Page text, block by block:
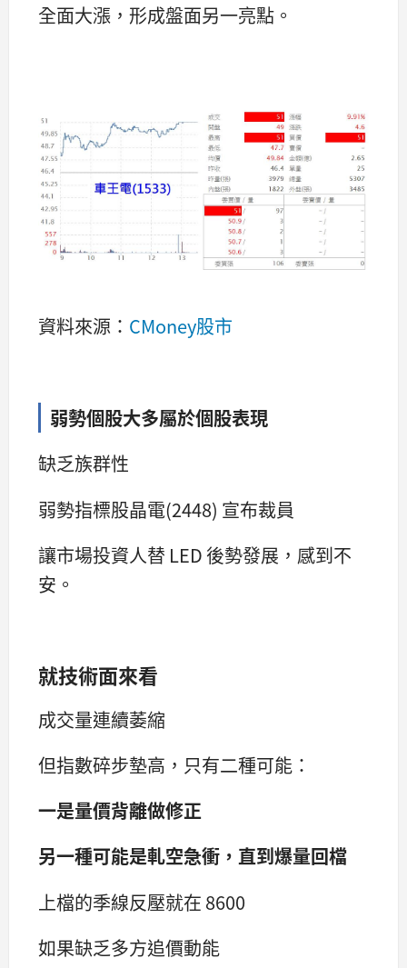
全面大漲，形成盤面另一亮點。
資料來源： CMoney股市
弱勢個股大多屬於個股表現
缺乏族群性
弱勢指標股晶電(2448) 宣布裁員
讓市場投資人替 LED 後勢發展，感到不
安。
就技術面來看
成交量連續萎縮
但指數碎步墊高，只有二種可能：
一是量價背離做修正
另一種可能是軋空急衝，直到爆量回檔
上檔的季線反壓就在 8600
如果缺乏多方追價動能